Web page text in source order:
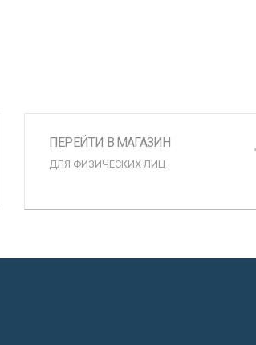
ПЕРЕЙТИ В МАГАЗИН
ДЛЯ ФИЗИЧЕСКИХ ЛИЦ